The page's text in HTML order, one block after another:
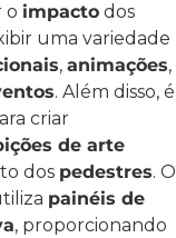
o impacto dos
uma variedade
, animações,
. Além disso, é
criar
de arte
dos pedestres. O
painéis de
, proporcionando